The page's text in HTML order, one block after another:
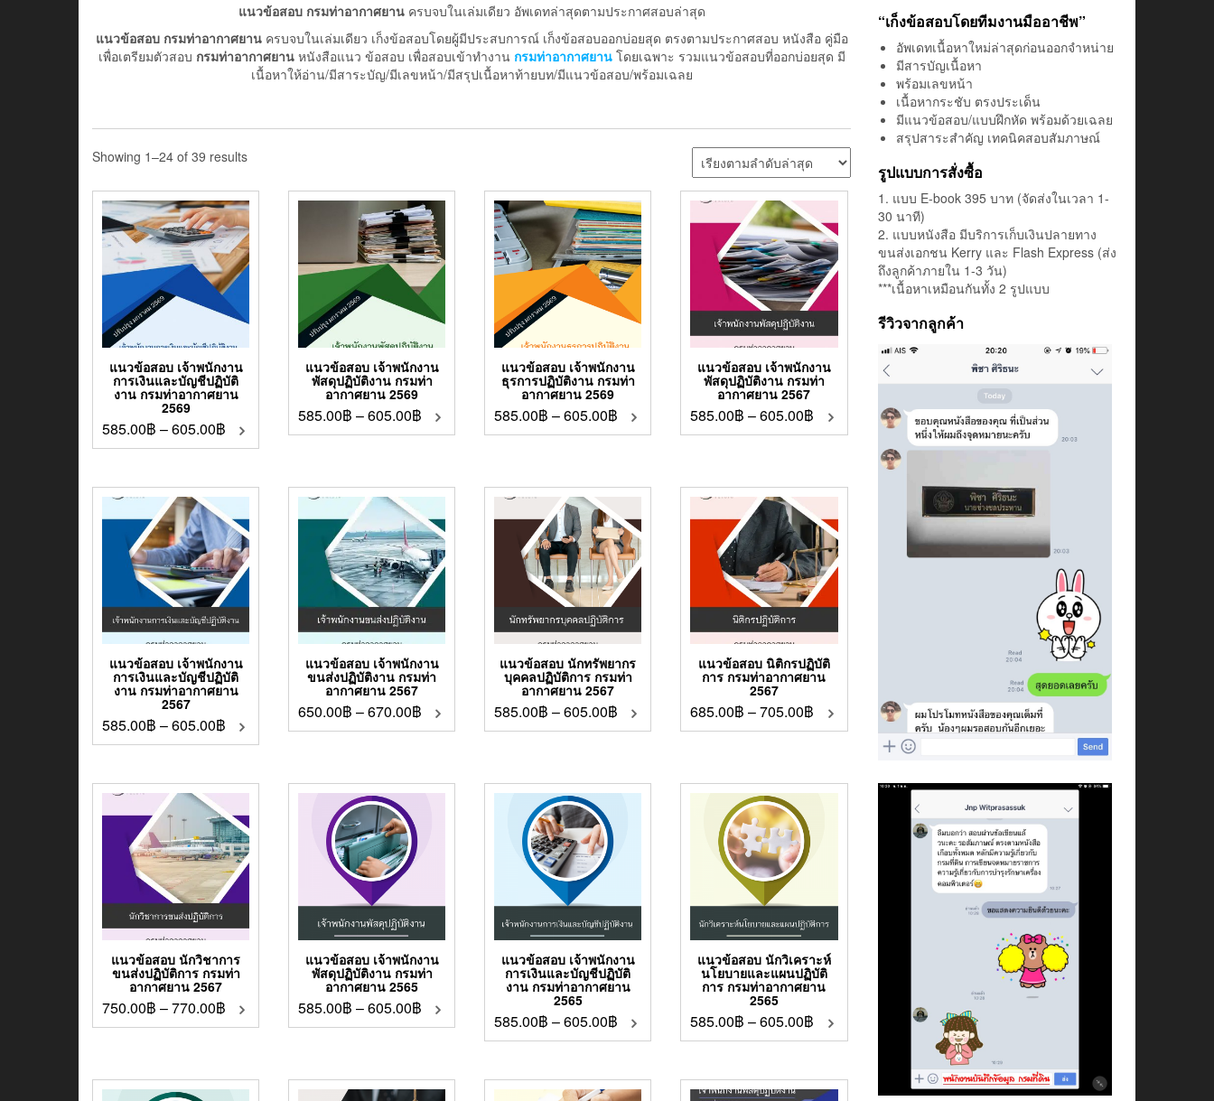
แนวข้อสอบ กรมท่าอากาศยานครบจบในเล่มเดียว อัพเดทล่าสุดตามประกาศสอบล่าสุด
แนวข้อสอบ กรมท่าอากาศยาน ครบจบในเล่มเดียว เก็งข้อสอบโดยผู้มีประสบการณ์ เก็งข้อสอบออกบ่อยสุด ตรงตามประกาศสอบ หนังสือ คู่มือ
เพื่อเตรียมตัวสอบ กรมท่าอากาศยานหนังสือแนว ข้อสอบ เพื่อสอบเข้าทำงาน กรมท่าอากาศยานโดยเฉพาะ รวมแนวข้อสอบที่ออกบ่อยสุด มี
เนื้อหาให้อ่าน/มีสาระบัญ/มีเลขหน้า/มีสรุปเนื้อหาท้ายบท/มีแนวข้อสอบ/พร้อมเฉลย
Showing 1–24 of 39 results
แนวข้อสอบ เจ้าพนักงาน
การเงินและบัญชีปฏิบัติ
งาน กรมท่าอากาศยาน
2569
585.00฿ –605.00฿
แนวข้อสอบ เจ้าพนักงาน
พัสดุปฏิบัติงาน กรมท่า
อากาศยาน 2569
585.00฿ –605.00฿
แนวข้อสอบ เจ้าพนักงาน
ธุรการปฏิบัติงาน กรมท่า
อากาศยาน 2569
585.00฿ –605.00฿
แนวข้อสอบ เจ้าพนักงาน
พัสดุปฏิบัติงาน กรมท่า
อากาศยาน 2567
585.00฿ –605.00฿
แนวข้อสอบ เจ้าพนักงาน
การเงินและบัญชีปฏิบัติ
งาน กรมท่าอากาศยาน
2567
585.00฿ –605.00฿
แนวข้อสอบ เจ้าพนักงาน
ขนส่งปฏิบัติงาน กรมท่า
อากาศยาน 2567
650.00฿ –670.00฿
แนวข้อสอบ นักทรัพยากร
บุคคลปฏิบัติการ กรมท่า
อากาศยาน 2567
585.00฿ –605.00฿
แนวข้อสอบ นิติกรปฏิบัติ
การ กรมท่าอากาศยาน
2567
685.00฿ –705.00฿
แนวข้อสอบ นักวิชาการ
ขนส่งปฏิบัติการ กรมท่า
อากาศยาน 2567
750.00฿ –770.00฿
แนวข้อสอบ เจ้าพนักงาน
พัสดุปฏิบัติงาน กรมท่า
อากาศยาน 2565
585.00฿ –605.00฿
แนวข้อสอบ เจ้าพนักงาน
การเงินและบัญชีปฏิบัติ
งาน กรมท่าอากาศยาน
2565
585.00฿ –605.00฿
แนวข้อสอบ นักวิเคราะห์
นโยบายและแผนปฏิบัติ
การ กรมท่าอากาศยาน
2565
585.00฿ –605.00฿
“เก็งข้อสอบโดยทีมงานมืออาชีพ”
อัพเดทเนื้อหาใหม่ล่าสุดก่อนออกจำหน่าย
มีสารบัญเนื้อหา
พร้อมเลขหน้า
เนื้อหากระชับ ตรงประเด็น
มีแนวข้อสอบ/แบบฝึกหัด พร้อมด้วยเฉลย
สรุปสาระสำคัญ เทคนิคสอบสัมภาษณ์
รูปแบบการสั่งซื้อ
1. แบบ E-book 395 บาท (จัดส่งในเวลา 1-
30 นาที)
2. แบบหนังสือ มีบริการเก็บเงินปลายทาง
ขนส่งเอกชน Kerry และ Flash Express (ส่ง
ถึงลูกค้าภายใน 1-3 วัน)
***เนื้อหาเหมือนกันทั้ง 2 รูปแบบ
รีวิวจากลูกค้า